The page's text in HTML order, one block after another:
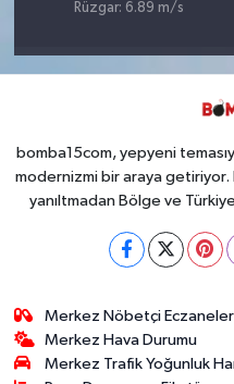
Rüzgar: 6.89 m/s
bomba15com, yepyeni
modernizmi bir araya getiriyor.
yanıltmadan Bölge ve
Merkez Nöbetçi Eczaneler
Merkez Hava Durumu
Merkez Trafik Yoğunluk